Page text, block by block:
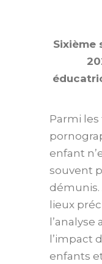
Sixième
Parmi les
enfant
souvent
démunis.
lieux
l’impact
enfants